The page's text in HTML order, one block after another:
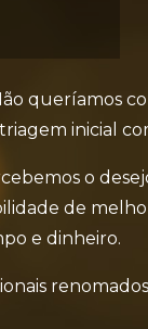
queríamos
inicial
o
de
e dinheiro.